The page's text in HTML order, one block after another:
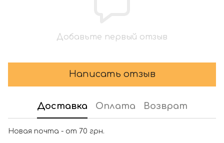
Добавьте первый отзыв
Написать отзыв
Доставка Оплата Возврат
Новая почта - от 70 грн.